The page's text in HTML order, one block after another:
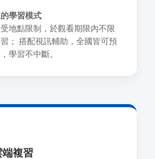
學習模式
地點限制，於觀看期限內不限
； 搭配視訊輔助，全國皆可預
學習不中斷。
複習